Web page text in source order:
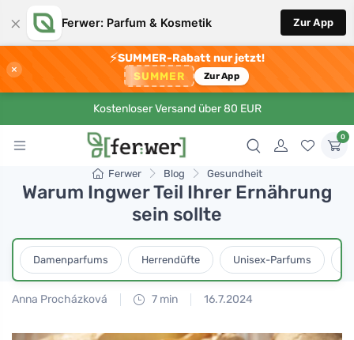
× Ferwer: Parfum & Kosmetik Zur App
×
⚡SUMMER-Rabatt nur jetzt!
SUMMER Zur App
Kostenloser Versand über 80 EUR
0
Ferwer Blog Gesundheit
Warum Ingwer Teil Ihrer Ernährung
sein sollte
Damenparfums Herrendüfte Unisex-Parfums
Anna Procházková 7 min 16.7.2024